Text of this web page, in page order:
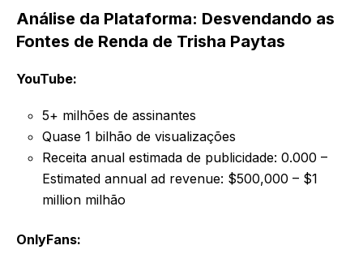
Análise da Plataforma: Desvendando as
Fontes de Renda de Trisha Paytas
YouTube:
5+ milhões de assinantes
Quase 1 bilhão de visualizações
Receita anual estimada de publicidade: 0.000 –
Estimated annual ad revenue: $500,000 – $1
million milhão
OnlyFans: